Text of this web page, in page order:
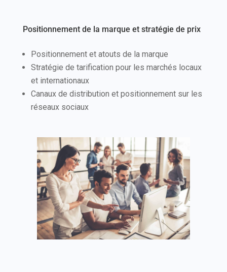
Positionnement de la marque et stratégie de prix
Positionnement et atouts de la marque
Stratégie de tarification pour les marchés locaux
et internationaux
Canaux de distribution et positionnement sur les
réseaux sociaux